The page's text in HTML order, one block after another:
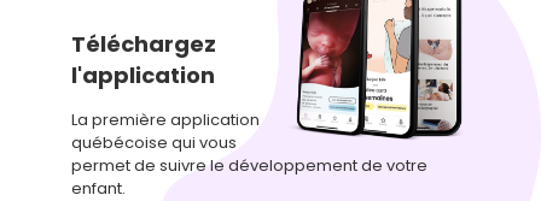
Téléchargez
l'application
La première application
québécoise qui vous
permet de suivre le développement de votre
enfant.